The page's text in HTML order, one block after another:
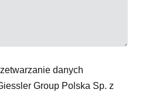
danych
Group Polska Sp. z